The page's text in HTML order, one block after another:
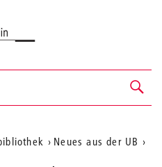
Neues aus der UB